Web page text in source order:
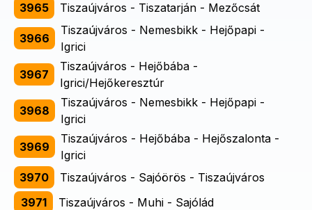
3965
Tiszaújváros - Tiszatarján - Mezőcsát
3966
Tiszaújváros - Nemesbikk - Hejőpapi -
Igrici
3967
Tiszaújváros - Hejőbába -
Igrici/Hejőkeresztúr
3968
Tiszaújváros - Nemesbikk - Hejőpapi -
Igrici
3969
Tiszaújváros - Hejőbába - Hejőszalonta -
Igrici
3970
Tiszaújváros - Sajóörös - Tiszaújváros
3971
Tiszaújváros - Muhi - Sajólád